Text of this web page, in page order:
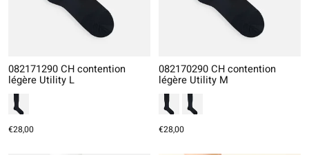
082171290 CH contention
légère Utility L
€28,00
082170290 CH contention
légère Utility M
€28,00